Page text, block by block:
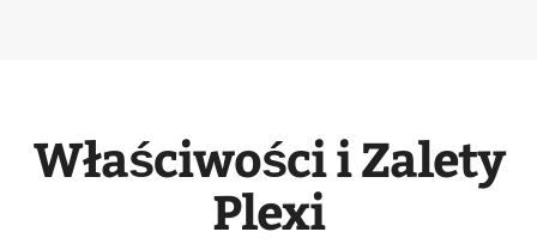
Właściwości i Zalety
Plexi